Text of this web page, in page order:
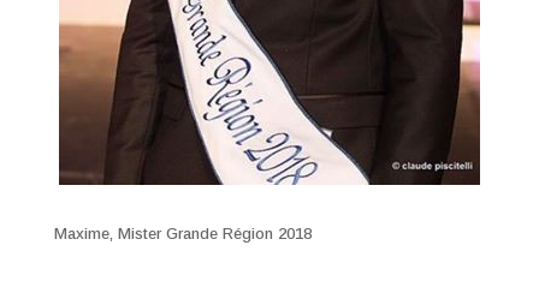
Maxime, Mister Grande Région 2018